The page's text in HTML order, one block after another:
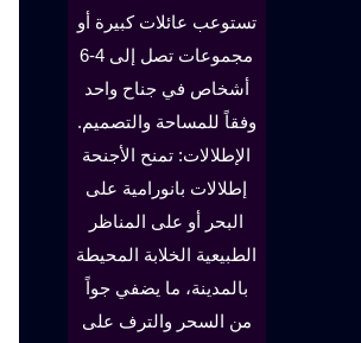
تستوعب عائلات كبيرة أو
مجموعات تصل إلى 4-6
أشخاص في جناح واحد
وفقاً للمساحة والتصميم.
الإطلالات: تمنح الأجنحة
إطلالات بانورامية على
البحر أو على المناظر
الطبيعية الخلابة المحيطة
بالمدينة، ما يضفي جواً
من السحر والترف على